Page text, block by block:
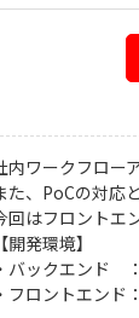
内ワークフロー
た、PoCの対応
回はフロントエ
【開発環境】
バックエンド
フロントエンド